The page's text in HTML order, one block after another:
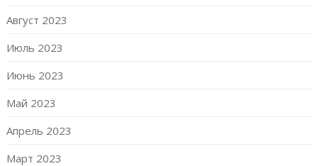
Август 2023
Июль 2023
Июнь 2023
Май 2023
Апрель 2023
Март 2023